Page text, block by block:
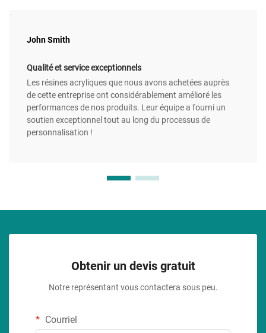
John Smith
Qualité et service exceptionnels
Les résines acryliques que nous avons achetées auprès
de cette entreprise ont considérablement amélioré les
performances de nos produits. Leur équipe a fourni un
soutien exceptionnel tout au long du processus de
personnalisation !
Obtenir un devis gratuit
Notre représentant vous contactera sous peu.
Courriel